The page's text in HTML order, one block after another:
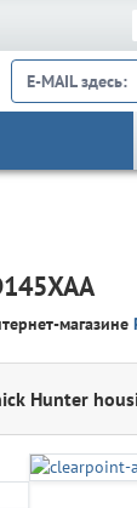
E-MAIL здесь:
магазине
Hunter